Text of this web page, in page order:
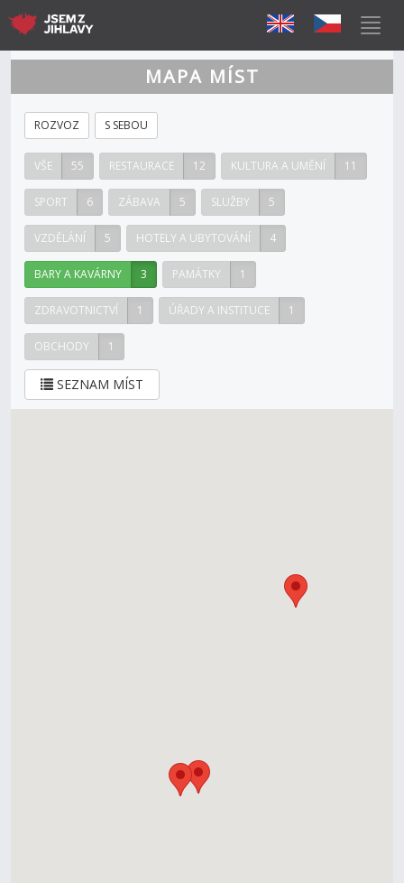
MAPA MÍST
ROZVOZ S SEBOU
VŠE 55 RESTAURACE 12 KULTURA A UMĚNÍ 11
SPORT 6 ZÁBAVA 5 SLUŽBY 5
VZDĚLÁNÍ 5 HOTELY A UBYTOVÁNÍ 4
BARY A KAVÁRNY 3 PAMÁTKY 1
ZDRAVOTNICTVÍ 1 ÚŘADY A INSTITUCE 1
OBCHODY 1
SEZNAM MÍST